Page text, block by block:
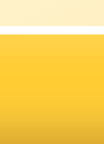
tokens te verdienen.